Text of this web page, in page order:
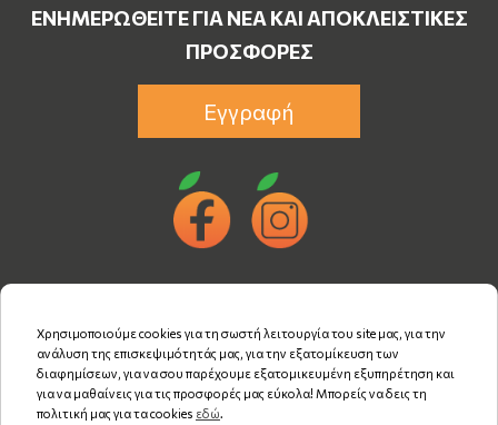
ΕΝΗΜΕΡΩΘΕΊΤΕ ΓΙΑ ΝΈΑ ΚΑΙ ΑΠΟΚΛΕΙΣΤΙΚΈΣ
ΠΡΟΣΦΟΡΈΣ
Εγγραφή
Χρησιμοποιούμε cookies για τη σωστή λειτουργία του site μας, για την
ανάλυση της επισκεψιμότητάς μας, για την εξατομίκευση των
διαφημίσεων, για να σου παρέχουμε εξατομικευμένη εξυπηρέτηση και
για να μαθαίνεις για τις προσφορές μας εύκολα! Μπορείς να δεις τη
πολιτική μας για τα cookies εδώ.